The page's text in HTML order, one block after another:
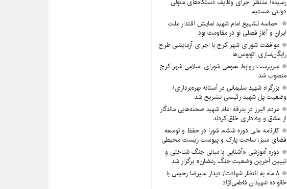
رسیده/ منتظر اجرای وظایف دستگاه‌های متولی
دولتی هستیم
حماسه تشییع امام شهید نمایش اقتدار ملت
ایران و آغاز فصلی نو در مقاومت بود
موافقت شورای شهر کرج با اجرای آزمایشی طرح
رایگان‌سازی اتوبوس‌ها
سرپرست روابط عمومی شورای اسلامی شهر کرج
منصوب شد
بزرگراه شهید سلیمانی در آستانه بهره‌برداری/
وضعیت پل شهید رئیسی تشریح شد
مردم البرز در بدرقه امام شهید صحنه‌هایی ماندگار
از عشق و وفاداری خلق کردند
کارنامه عالی دوره ششم شورا در حفظ و توسعه
فضای سبز، ساخت پارک و پیوست زیست محیطی
دوره آموزشی «آشنایی با مبانی جنگ شناختی و
تبیین آخرین وضعیت جنگ رمضان» برگزار شد
۸ ماه به انتظار شهادت/ دیدار علیرضا رحیمی با
خانواده شهیدان فاطمی‌نژاد